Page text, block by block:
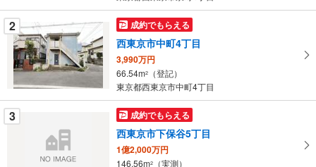
件
を
マ
イ
ペ
ー
ジ
2 成約でもらえる
西東京市中町4丁目
3,990万円
66.54m2
（登記）
東京都西東京市中町4丁目
3 成約でもらえる
西東京市下保谷5丁目
1億2,000万円
146.56m2 （実測）